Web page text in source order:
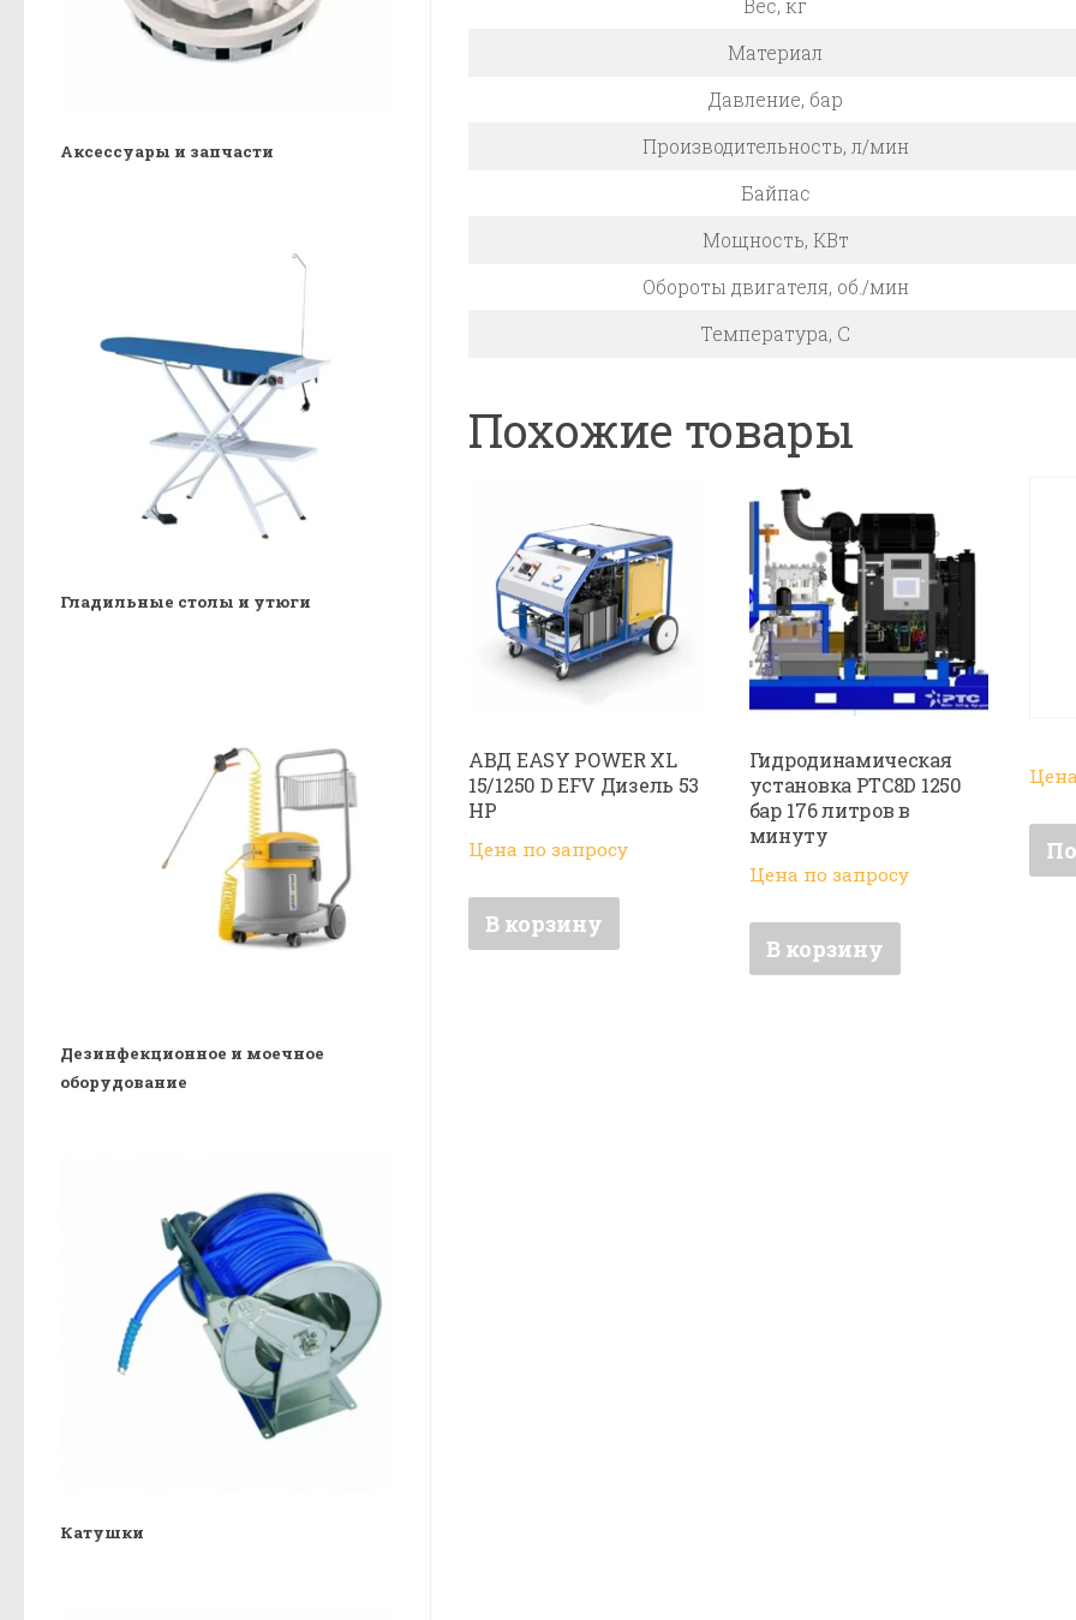
Вес, кг
Материал
Давление, бар
Производительность, л/мин
Байпас
Мощность, КВт
Обороты двигателя, об./мин
Температура, C
Похожие товары
АВД EASY POWER XL
15/1250 D EFV Дизель 53
HP
Цена по запросу
В корзину
Гидродинамическая
установка PTC8D 1250
бар 176 литров в
минуту
Цена по запросу
В корзину
Аксессуары и запчасти
Гладильные столы и утюги
Дезинфекционное и моечное
оборудование
Катушки